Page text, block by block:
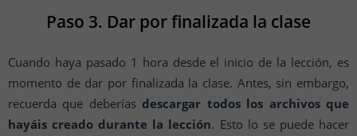
Paso 3. Dar por finalizada la clase
Cuando haya pasado 1 hora desde el inicio de la lección, es
momento de dar por finalizada la clase. Antes, sin embargo,
recuerda que deberías descargar todos los archivos que
hayáis creado durante la lección. Esto lo se puede hacer